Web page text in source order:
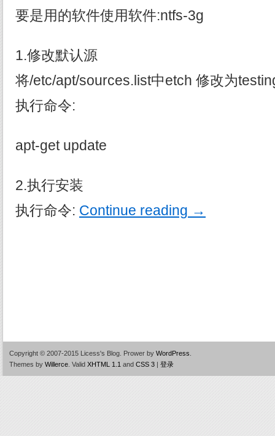
要是用的软件使用软件:ntfs-3g
1.修改默认源
将/etc/apt/sources.list中etch 修改为
执行命令:
apt-get update
2.执行安装
执行命令: Continue reading →
Copyright © 2007-2015 Licess's Blog. Prower by WordPress
Themes by Willerce Valid XHTML 1.1 and CSS 3 | 登录